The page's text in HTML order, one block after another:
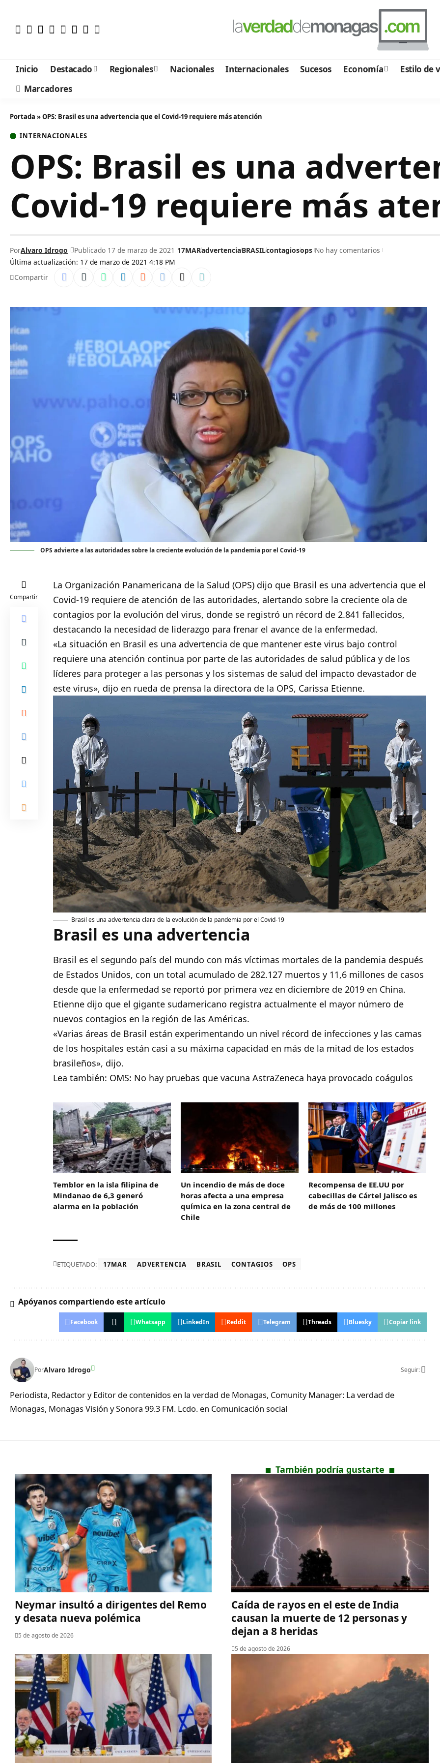
Inicio Destacado Regionales Nacionales Internacionales Sucesos Economía Estilo de
Marcadores
Portada »OPS: Brasil es una advertencia que el Covid-19 requiere más atención
INTERNACIONALES
OPS: Brasil es una
Covid-19 requiere más
Última actualización: 17 de marzo de 2021 4:18 PM
PorAlvaro Idrogo Publicado 17 de marzo de 2021 17MARadvertenciaBRASILcontagiosops No hay comentarios
Compartir
OPS advierte a las autoridades sobre la creciente evolución de la pandemia por el Covid-19
Compartir
La Organización Panamericana de la Salud (OPS) dijo que Brasil es una advertencia que el
Covid-19 requiere de atención de las autoridades, alertando sobre la creciente ola de
contagios por la evolución del virus, donde se registró un récord de 2.841 fallecidos,
destacando la necesidad de liderazgo para frenar el avance de la enfermedad.
«La situación en Brasil es una advertencia de que mantener este virus bajo control
requiere una atención continua por parte de las autoridades de salud pública y de los
líderes para proteger a las personas y los sistemas de salud del impacto devastador de
este virus», dijo en rueda de prensa la directora de la OPS, Carissa Etienne.
Brasil es una advertencia clara de la evolución de la pandemia por el Covid-19
Brasil es una advertencia
Brasil es el segundo país del mundo con más víctimas mortales de la pandemia después
de Estados Unidos, con un total acumulado de 282.127 muertos y 11,6 millones de casos
desde que la enfermedad se reportó por primera vez en diciembre de 2019 en China.
Etienne dijo que el gigante sudamericano registra actualmente el mayor número de
nuevos contagios en la región de las Américas.
«Varias áreas de Brasil están experimentando un nivel récord de infecciones y las camas
de los hospitales están casi a su máxima capacidad en más de la mitad de los estados
brasileños», dijo.
Lea también: OMS: No hay pruebas que vacuna AstraZeneca haya provocado coágulos
Temblor en la isla filipina de
Mindanao de 6,3 generó
alarma en la población
Un incendio de más de doce
horas afecta a una empresa
química en la zona central de
Chile
Recompensa de EE.UU por
cabecillas de Cártel Jalisco es
de más de 100 millones
ETIQUETADO: 17MAR ADVERTENCIA BRASIL CONTAGIOS OPS
Apóyanos compartiendo este artículo
Facebook Whatsapp LinkedIn Reddit Telegram Threads Bluesky Copiar link
PorAlvaro Idrogo Seguir:
Periodista, Redactor y Editor de contenidos en la verdad de Monagas, Comunity Manager: La verdad de
Monagas, Monagas Visión y Sonora 99.3 FM. Lcdo. en Comunicación social
También podría gustarte
Neymar insultó a dirigentes del Remo
y desata nueva polémica
5 de agosto de 2026
Caída de rayos en el este de India
causan la muerte de 12 personas y
dejan a 8 heridas
5 de agosto de 2026